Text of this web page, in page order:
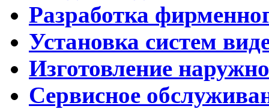
Разработка
Установка систем
Изготовление
Сервисное